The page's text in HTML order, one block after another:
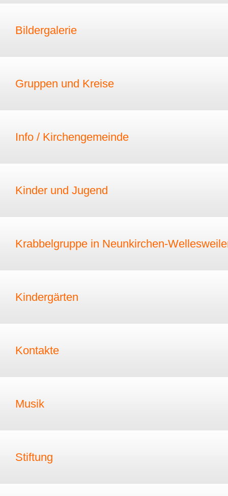
Bildergalerie
Gruppen und Kreise
Info / Kirchengemeinde
Kinder und Jugend
Krabbelgruppe in Neunkirchen-
Kindergärten
Kontakte
Musik
Stiftung